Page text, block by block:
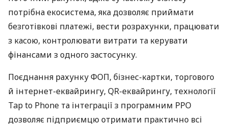
потрібна екосистема, яка дозволяє приймати
безготівкові платежі, вести розрахунки, працювати
з касою, контролювати витрати та керувати
фінансами з одного застосунку.
Поєднання рахунку ФОП, бізнес-картки, торгового
й інтернет-еквайрингу, QR-еквайрингу, технології
Tap to Phone та інтеграції з програмним РРО
дозволяє підприємцю отримати практично всі